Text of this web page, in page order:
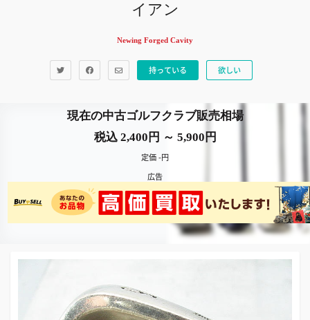
イアン
Newing Forged Cavity
持っている 欲しい
現在の中古ゴルフクラブ販売相場
税込 2,400円 ～ 5,900円
定価 -円
広告